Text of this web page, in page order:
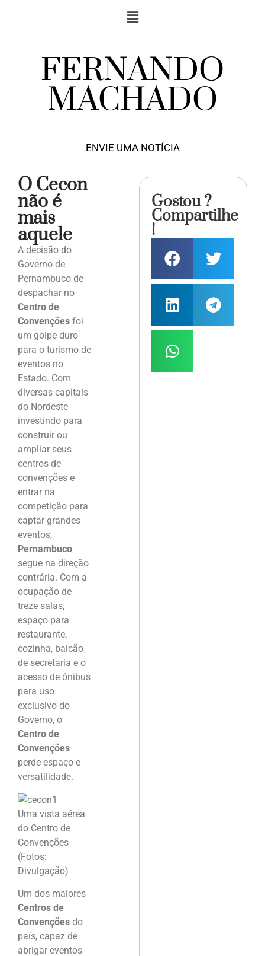
FERNANDO
MACHADO
ENVIE UMA NOTÍCIA
O Cecon
não é
mais
aquele
A decisão do
Governo de
Pernambuco de
despachar no
Centro de
Convenções foi
um golpe duro
para o turismo de
eventos no
Estado. Com
diversas capitais
do Nordeste
investindo para
construir ou
ampliar seus
centros de
convenções e
entrar na
competição para
captar grandes
eventos,
Pernambuco
segue na direção
contrária. Com a
ocupação de
treze salas,
espaço para
restaurante,
cozinha, balcão
de secretaria e o
acesso de ônibus
para uso
exclusivo do
Governo, o
Centro de
Convenções
perde espaço e
versatilidade.
Uma vista aérea
do Centro de
Convenções
(Fotos:
Divulgação)
Um dos maiores
Centros de
Convenções do
país, capaz de
abrigar eventos
Gostou ?
Compartilhe
!